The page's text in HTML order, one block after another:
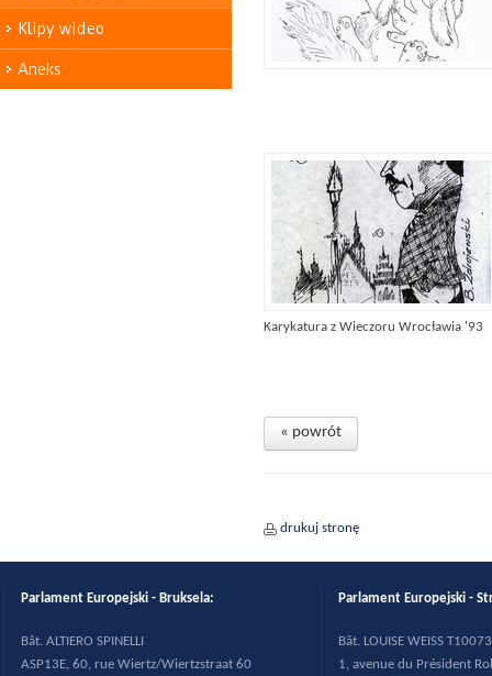
Klipy wideo
Aneks
Karykatura z Wieczoru Wrocławia '93
« powrót
drukuj stronę
Parlament Europejski - Bruksela:
Bât. ALTIERO SPINELLI
ASP13E, 60, rue Wiertz/Wiertzstraat 60
Parlament Europejski -
Bât. LOUISE WEISS T10073
1, avenue du Président